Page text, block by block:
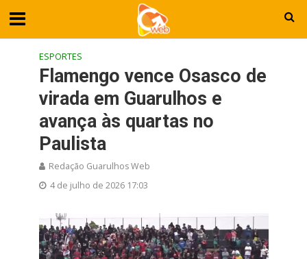
ESPORTES
Flamengo vence Osasco de
virada em Guarulhos e
avança às quartas no
Paulista
Redação Guarulhos Web
4 de julho de 2026 17:03